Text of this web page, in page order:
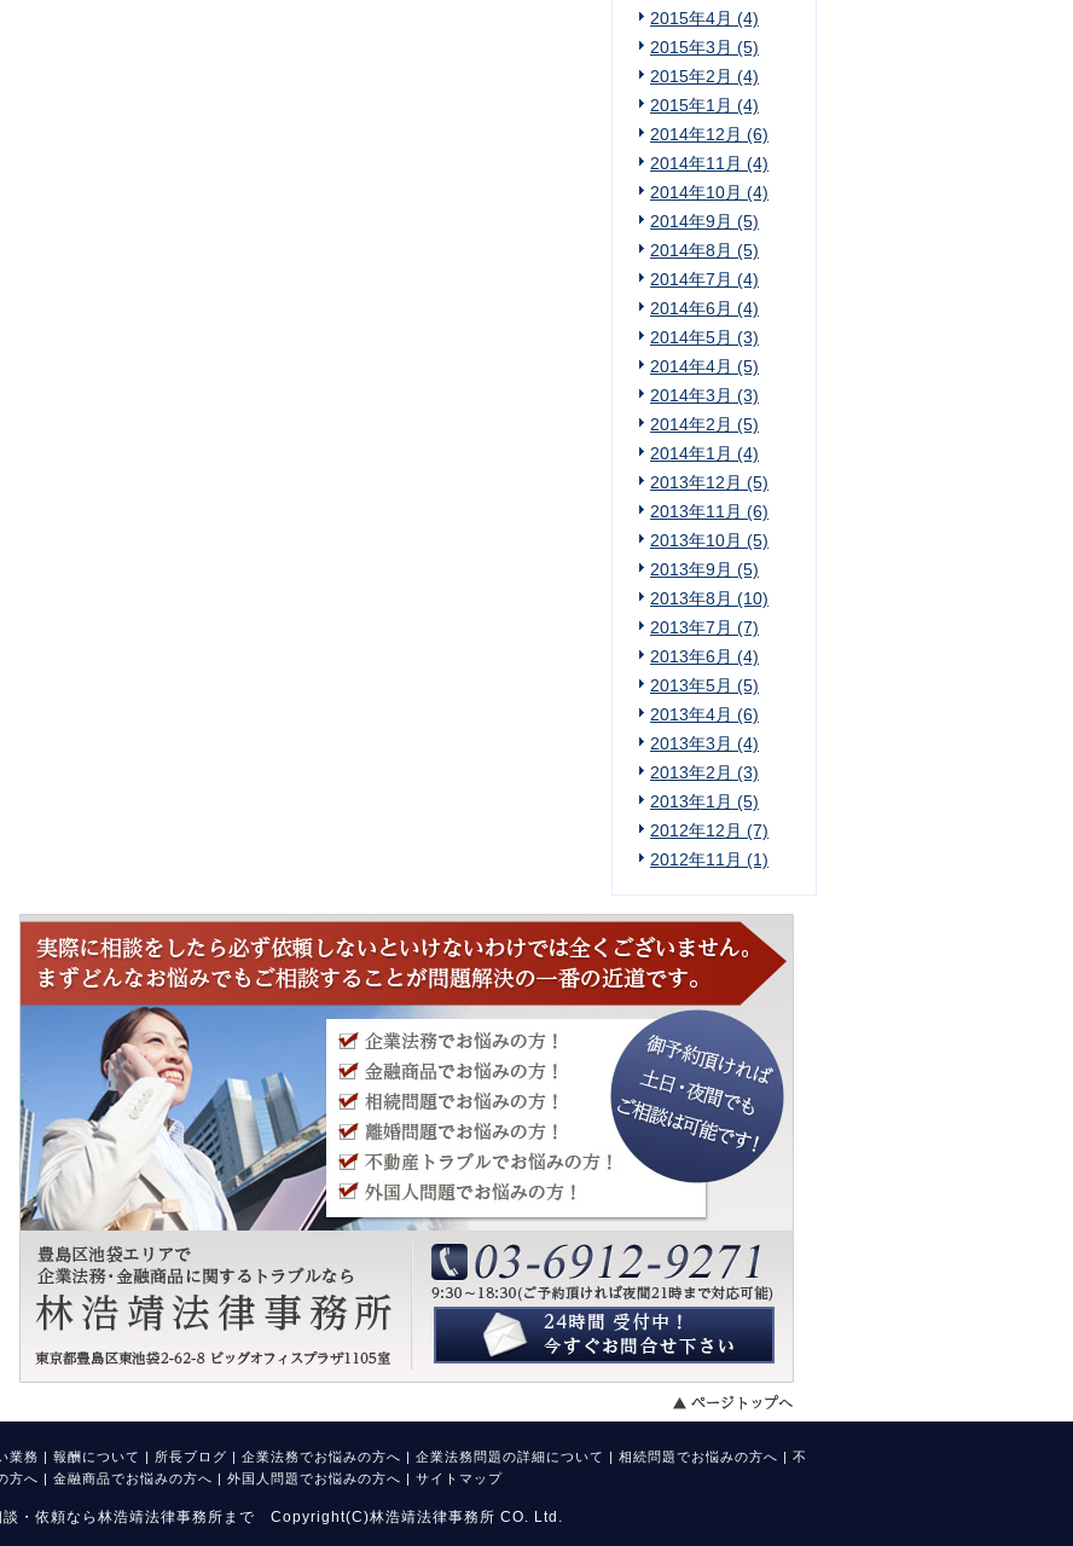
2015年4月 (4)
2015年3月 (5)
2015年2月 (4)
2015年1月 (4)
2014年12月 (6)
2014年11月 (4)
2014年10月 (4)
2014年9月 (5)
2014年8月 (5)
2014年7月 (4)
2014年6月 (4)
2014年5月 (3)
2014年4月 (5)
2014年3月 (3)
2014年2月 (5)
2014年1月 (4)
2013年12月 (5)
2013年11月 (6)
2013年10月 (5)
2013年9月 (5)
2013年8月 (10)
2013年7月 (7)
2013年6月 (4)
2013年5月 (5)
2013年4月 (6)
2013年3月 (4)
2013年2月 (3)
2013年1月 (5)
2012年12月 (7)
2012年11月 (1)
業務 | 報酬について | 所長ブログ | 企業法務でお悩みの方へ | 企業法務問題の詳細について | 相続問題でお悩みの方へ | 不
方へ | 金融商品でお悩みの方へ | 外国人問題でお悩みの方へ | サイトマップ
談・依頼なら林浩靖法律事務所まで Copyright(C)林浩靖法律事務所 CO. Ltd.